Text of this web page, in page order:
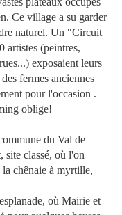
Ce village a su garder
naturel. Un "Circuit
artistes (peintres,
exposaient leurs
fermes anciennes
pour l'occasion .
oblige!
du Val de
site classé, où l'on
chênaie à myrtille,
où Mairie et